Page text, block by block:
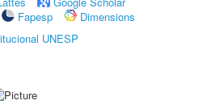
Fapesp
Dimensions
UNESP